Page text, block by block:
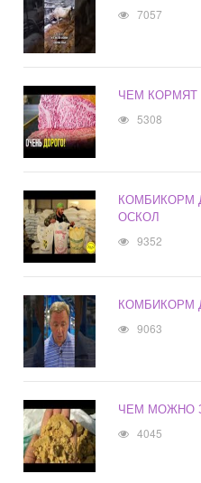
7057
ЧЕМ
5308
КОМБИКОРМ
ОСКОЛ
9352
КОМБИКОРМ
9063
ЧЕМ МОЖНО
4045